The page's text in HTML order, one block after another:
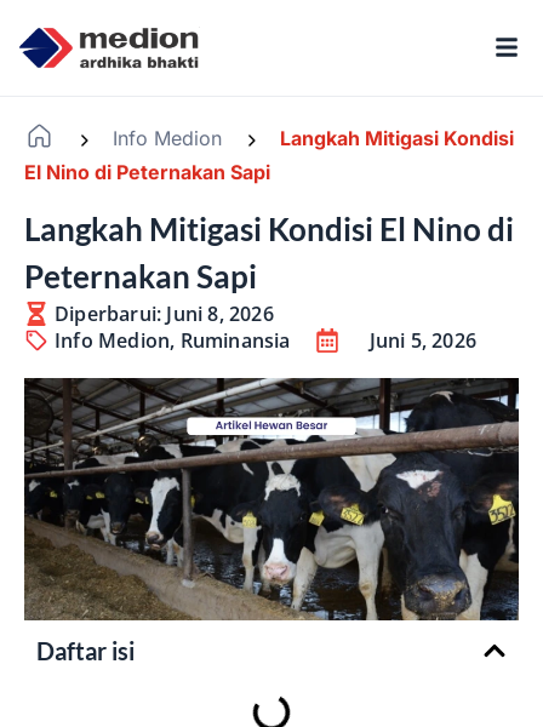
Info Medion
Langkah Mitigasi Kondisi
El Nino di Peternakan Sapi
Langkah Mitigasi Kondisi El Nino di
Peternakan Sapi
Diperbarui: Juni 8, 2026
Info Medion, Ruminansia Juni 5, 2026
Daftar isi